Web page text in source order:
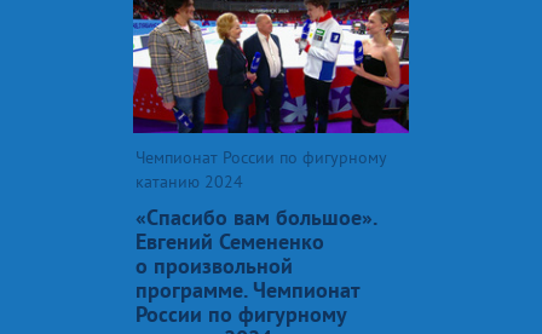
Чемпионат России по фигурному
катанию 2024
«Спасибо вам большое».
Евгений Семененко
о произвольной
программе. Чемпионат
России по фигурному